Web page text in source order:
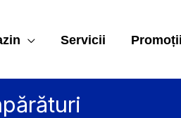
Servicii Promoții